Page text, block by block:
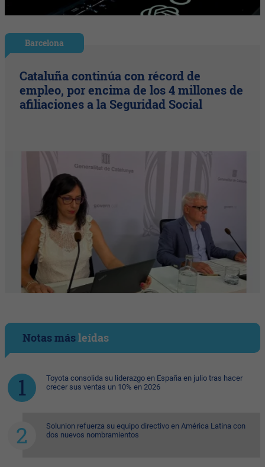
Barcelona
Cataluña continúa con récord de
empleo, por encima de los 4 millones de
afiliaciones a la Seguridad Social
Notas másleídas
Toyota consolida su liderazgo en España en julio tras hacer
crecer sus ventas un 10% en 2026
Solunion refuerza su equipo directivo en América Latina con
dos nuevos nombramientos